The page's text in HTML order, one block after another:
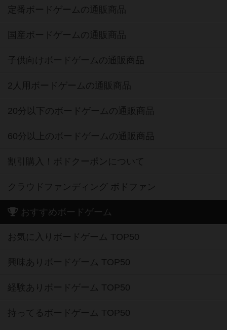
定番ボードゲームの通販商品
国産ボードゲームの通販商品
子供向けボードゲームの通販商品
2人用ボードゲームの通販商品
20分以下のボードゲームの通販商品
60分以上のボードゲームの通販商品
割引購入！ボドクーポンについて
クラウドファンディング ボドファン
おすすめボードゲーム
お気に入りボードゲーム TOP50
興味ありボードゲーム TOP50
経験ありボードゲーム TOP50
持ってるボードゲーム TOP50